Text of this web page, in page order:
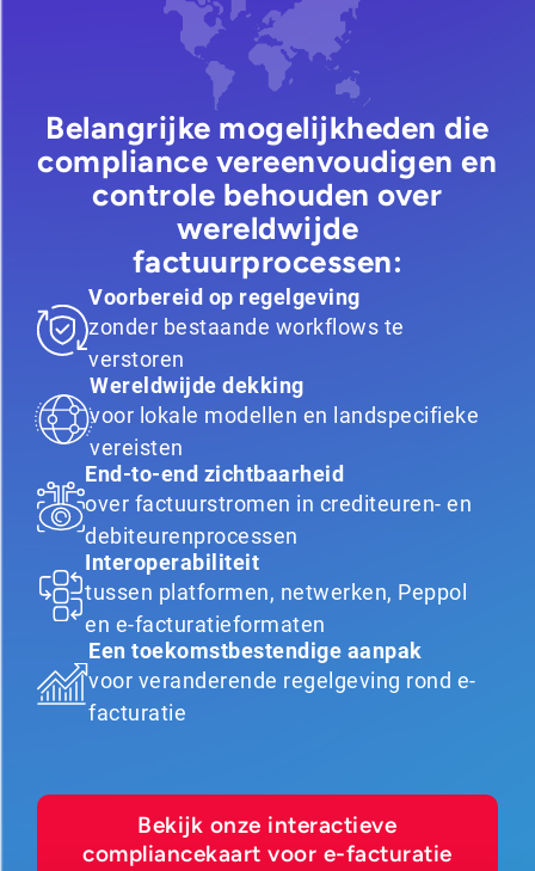
Belangrijke mogelijkheden die
compliance vereenvoudigen en
controle behouden over
wereldwijde
factuurprocessen:
Voorbereid op regelgeving
zonder bestaande workflows te
verstoren
Wereldwijde dekking
voor lokale modellen en landspecifieke
vereisten
End-to-end zichtbaarheid
over factuurstromen in crediteuren- en
debiteurenprocessen
Interoperabiliteit
tussen platformen, netwerken, Peppol
en e-facturatieformaten
Een toekomstbestendige aanpak
voor veranderende regelgeving rond e-
facturatie
Bekijk onze interactieve
compliancekaart voor e-facturatie